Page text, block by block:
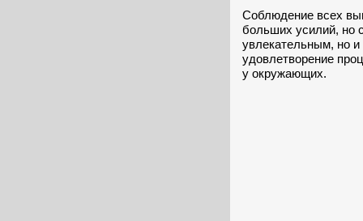
Соблюдение всех
больших усилий, но
увлекательным, но
удовлетворение
у окружающих.